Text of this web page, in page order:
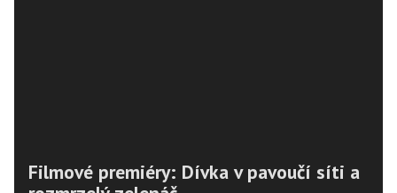
Filmové premiéry: Dívka v pavoučí síti a